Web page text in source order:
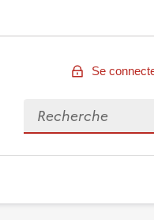
Se
Rechercher des